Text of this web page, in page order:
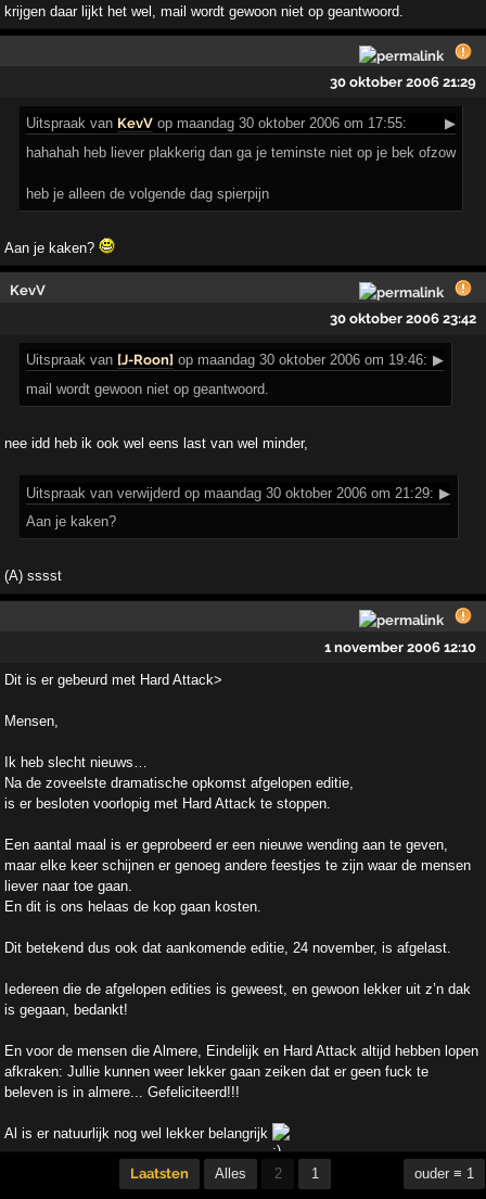
krijgen daar lijkt het wel, mail wordt gewoon niet op geantwoord.
30 oktober 2006 21:29
Uitspraak van KevV op maandag 30 oktober 2006 om 17:55:
▶
hahahah heb liever plakkerig dan ga je teminste niet op je bek ofzow
heb je alleen de volgende dag spierpijn
Aan je kaken?
KevV
30 oktober 2006 23:42
Uitspraak van [J-Roon] op maandag 30 oktober 2006 om 19:46: ▶
mail wordt gewoon niet op geantwoord.
nee idd heb ik ook wel eens last van wel minder,
Uitspraak van verwijderd op maandag 30 oktober 2006 om 21:29: ▶
Aan je kaken?
(A) sssst
1 november 2006 12:10
Dit is er gebeurd met Hard Attack>
Mensen,
Ik heb slecht nieuws…
Na de zoveelste dramatische opkomst afgelopen editie,
is er besloten voorlopig met Hard Attack te stoppen.
Een aantal maal is er geprobeerd er een nieuwe wending aan te geven,
maar elke keer schijnen er genoeg andere feestjes te zijn waar de mensen
liever naar toe gaan.
En dit is ons helaas de kop gaan kosten.
Dit betekend dus ook dat aankomende editie, 24 november, is afgelast.
Iedereen die de afgelopen edities is geweest, en gewoon lekker uit z’n dak
is gegaan, bedankt!
En voor de mensen die Almere, Eindelijk en Hard Attack altijd hebben lopen
afkraken: Jullie kunnen weer lekker gaan zeiken dat er geen fuck te
beleven is in almere... Gefeliciteerd!!!
Al is er natuurlijk nog wel lekker belangrijk
Laatsten Alles 2 1 ouder ≡ 1